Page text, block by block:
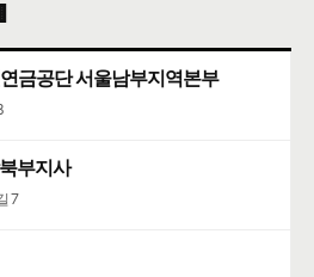
금공단 서울남부지역본부
부지사
7